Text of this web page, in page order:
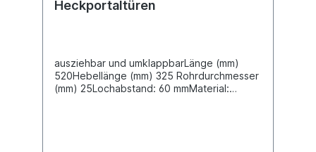
Heckportaltüren
ausziehbar und umklappbarLänge (mm)
520Hebellänge (mm) 325 Rohrdurchmesser
(mm) 25Lochabstand: 60 mmMaterial: